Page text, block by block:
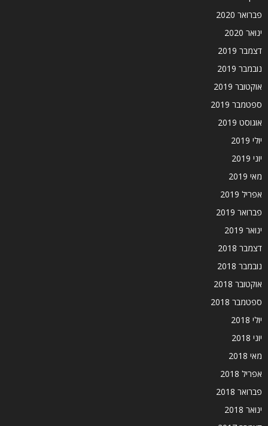
פברואר 2020
ינואר 2020
דצמבר 2019
נובמבר 2019
אוקטובר 2019
ספטמבר 2019
אוגוסט 2019
יולי 2019
יוני 2019
מאי 2019
אפריל 2019
פברואר 2019
ינואר 2019
דצמבר 2018
נובמבר 2018
אוקטובר 2018
ספטמבר 2018
יולי 2018
יוני 2018
מאי 2018
אפריל 2018
פברואר 2018
ינואר 2018